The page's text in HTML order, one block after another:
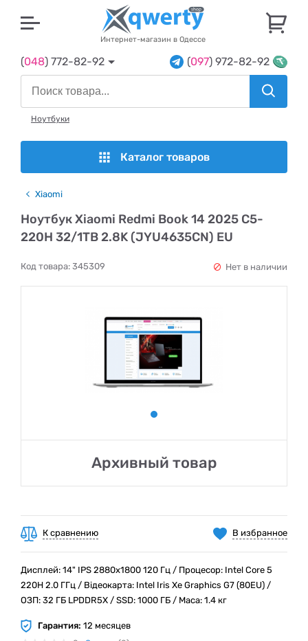
Интернет-магазин в Одессе
(048) 772-82-92 (097) 972-82-92
Ноутбуки
Каталог товаров
Xiaomi
Ноутбук Xiaomi Redmi Book 14 2025 C5-
220H 32/1TB 2.8K (JYU4635CN) EU
Код товара: 345309 Нет в наличии
Архивный товар
В избранное
К сравнению
Дисплей: 14" IPS 2880x1800 120 Гц / Процесор: Intel Core 5
220H 2.0 ГГц / Відеокарта: Intel Iris Xe Graphics G7 (80EU) /
ОЗП: 32 ГБ LPDDR5X / SSD: 1000 ГБ / Маса: 1.4 кг
Гарантия: 12 месяцев